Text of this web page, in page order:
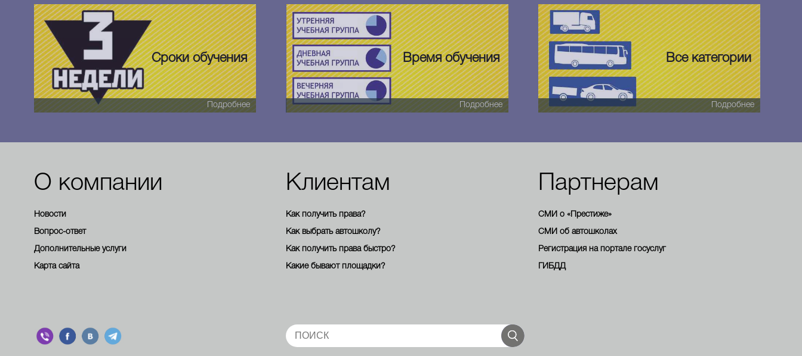
Сроки обучения
Подробнее
Время обучения
Подробнее
Все категории
Подробнее
О компании
Новости
Вопрос-ответ
Дополнительные услуги
Карта сайта
Клиентам
Как получить права?
Как выбрать автошколу?
Как получить права быстро?
Какие бывают площадки?
Партнерам
СМИ о «Престиже»
СМИ об автошколах
Регистрация на портале госуслуг
ГИБДД